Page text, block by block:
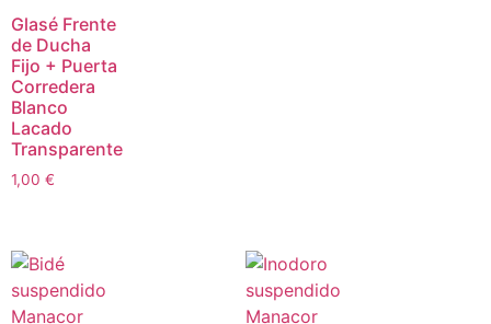
Glasé Frente
de Ducha
Fijo + Puerta
Corredera
Blanco
Lacado
Transparente
1,00 €